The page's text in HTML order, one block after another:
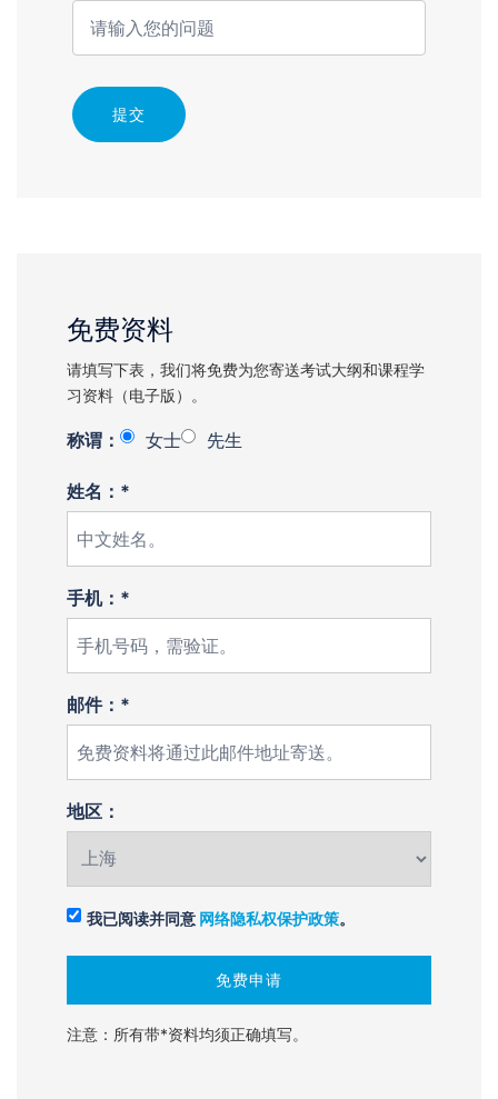
提交
免费资料
请填写下表，我们将免费为您寄送考试大纲和课程学
习资料（电子版）。
称谓： 女士 先生
姓名：*
手机：*
邮件：*
地区：
我已阅读并同意 网络隐私权保护政策。
注意：所有带*资料均须正确填写。